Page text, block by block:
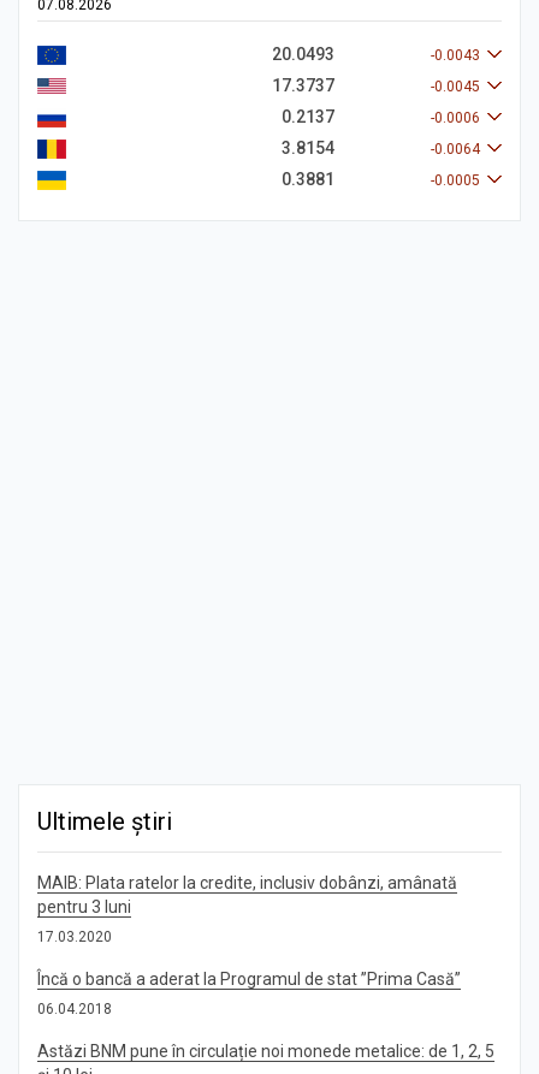
07.08.2026
20.0493 -0.0043
17.3737 -0.0045
0.2137 -0.0006
3.8154 -0.0064
0.3881 -0.0005
Ultimele știri
MAIB: Plata ratelor la credite, inclusiv dobânzi, amânată
pentru 3 luni
17.03.2020
Încă o bancă a aderat la Programul de stat ”Prima Casă”
06.04.2018
Astăzi BNM pune în circulație noi monede metalice: de 1, 2, 5